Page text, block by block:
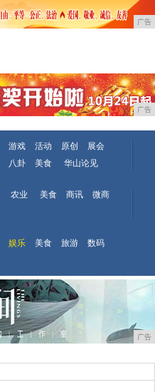
广告
广告
游戏 活动 原创
展会
八卦 美食 华山论见
农业 美食 商讯
微商
娱乐 美食 旅游
数码
广告